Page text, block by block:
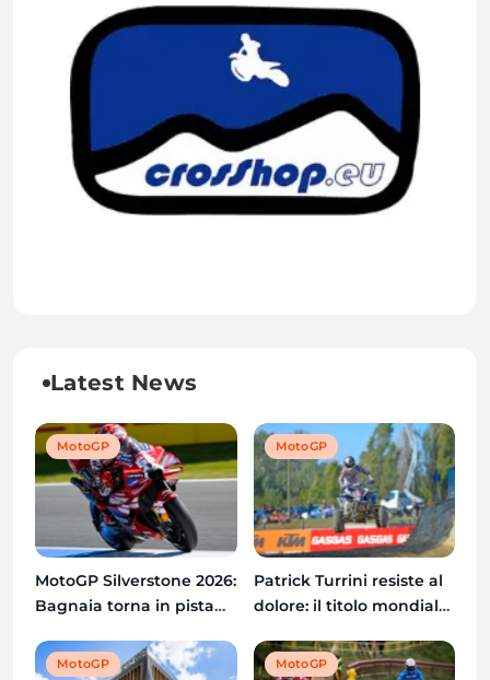
Latest News
MotoGP
MotoGP Silverstone 2026:
Bagnaia torna in pista
braccio destro
MotoGP
Patrick Turrini resiste al
dolore: il titolo mondiale
possibile
MotoGP MotoGP